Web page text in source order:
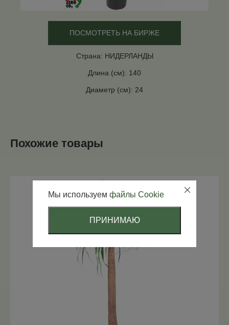
ПОСМОТРЕТЬ НА БИРЖЕ
Страна: НИДЕРЛАНДЫ
Длина (см): 140
Диаметр (см): 24
Похожие товары
Мы используем файлы Cookie
ПРИНИМАЮ